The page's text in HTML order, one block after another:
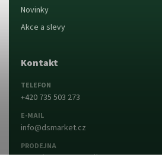
Novinky
Akce a slevy
Kontakt
TELEFON
+420 735 503 273
E-MAIL
info@dsmarket.cz
PRODEJNA